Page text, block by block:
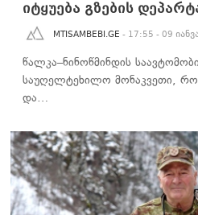
იტყუება გზების
MTISAMBEBI.GE - 17:55 - 09
წალკა–ნინოწმინდის
საუღელტეხილო მონაკვეთი,
და…